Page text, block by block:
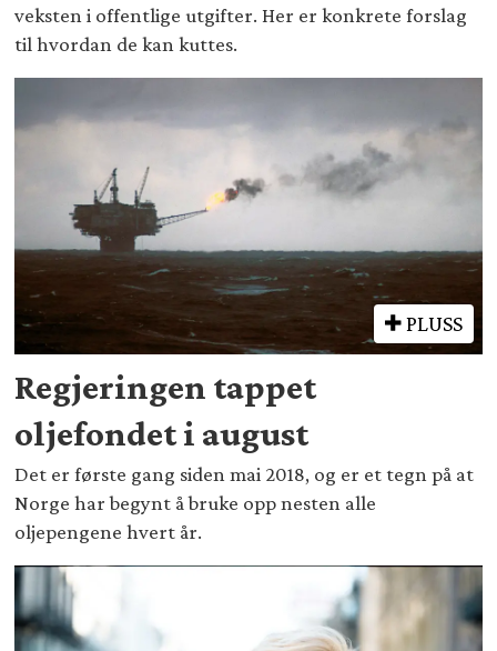
veksten i offentlige utgifter. Her er konkrete forslag
til hvordan de kan kuttes.
PLUSS
Regjeringen tappet
oljefondet i august
Det er første gang siden mai 2018, og er et tegn på at
Norge har begynt å bruke opp nesten alle
oljepengene hvert år.